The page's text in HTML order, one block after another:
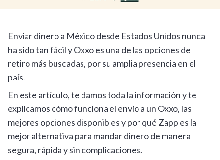
Enviar dinero a México desde Estados Unidos nunca
ha sido tan fácil y Oxxo es una de las opciones de
retiro más buscadas, por su amplia presencia en el
país.
En este artículo, te damos toda la información y te
explicamos cómo funciona el envío a un Oxxo, las
mejores opciones disponibles y por qué Zapp es la
mejor alternativa para mandar dinero de manera
segura, rápida y sin complicaciones.